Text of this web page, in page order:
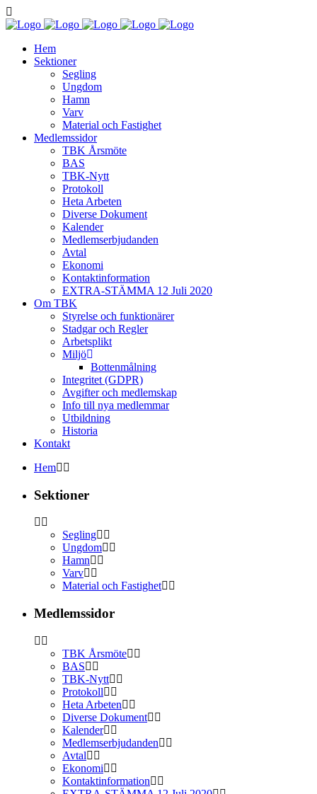
Hem
Sektioner
Segling
Ungdom
Hamn
Varv
Material och Fastighet
Medlemssidor
TBK Årsmöte
BAS
TBK-Nytt
Protokoll
Heta Arbeten
Diverse Dokument
Kalender
Medlemserbjudanden
Avtal
Ekonomi
Kontaktinformation
EXTRA-STÄMMA 12 Juli 2020
Om TBK
Styrelse och funktionärer
Stadgar och Regler
Arbetsplikt
Miljö
Bottenmålning
Integritet (GDPR)
Avgifter och medlemskap
Info till nya medlemmar
Utbildning
Historia
Kontakt
Hem
Sektioner
Segling
Ungdom
Hamn
Varv
Material och Fastighet
Medlemssidor
TBK Årsmöte
BAS
TBK-Nytt
Protokoll
Heta Arbeten
Diverse Dokument
Kalender
Medlemserbjudanden
Avtal
Ekonomi
Kontaktinformation